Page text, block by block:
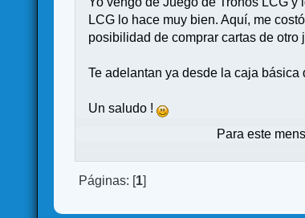
LCG lo hace muy bien. Aquí, me
posibilidad de comprar cartas de
Te adelantan ya desde la caja
Un saludo !
Para este
Páginas: [1]